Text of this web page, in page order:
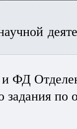
ФД
задания по